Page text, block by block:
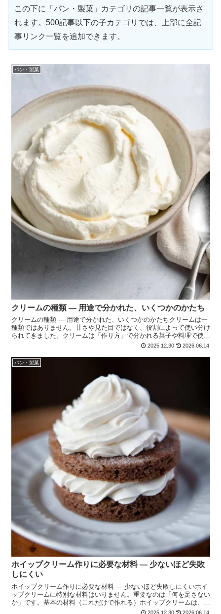
この下に「パン・製菓」カテゴリの記事一覧が表示さ
れます。500記事以下の子カテゴリでは、上部に全記
事リンク一覧を追加できます。
パン・製菓
クリームの種類 ― 用途で分かれた、いくつかのかたち
クリームの種類 ― 用途で分かれた、いくつかのかたちクリームは一
種類ではありません。甘さや見た目ではなく、役割によって使い分け
られてきました。クリームは「作り方」で分かれる菓子や料理で使わ
れるクリームは、 材料よりも作り方と使い道で分類され...
2025.12.30 2026.06.14
パン・製菓
ホイップクリーム作りに必要な材料 ― 少ないほど失敗
しにくい
ホイップクリーム作りに必要な材料 ― 少ないほど失敗しにくいホイ
ップクリームに特別な材料はいりません。重要なのは「何を足さない
か」です。基本の材料（これだけで作れる）ホイップクリームは、
材料2つで成立します。・ 生クリーム・ 砂糖 香料や...
2025.12.30 2026.06.14